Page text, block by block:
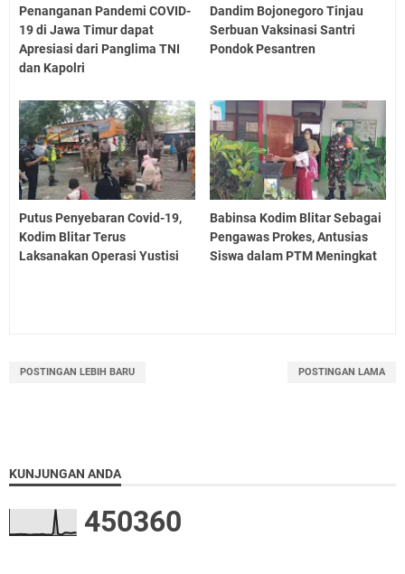
Penanganan Pandemi COVID-
19 di Jawa Timur dapat
Apresiasi dari Panglima TNI
dan Kapolri
Dandim Bojonegoro Tinjau
Serbuan Vaksinasi Santri
Pondok Pesantren
Putus Penyebaran Covid-19,
Kodim Blitar Terus
Laksanakan Operasi Yustisi
Babinsa Kodim Blitar Sebagai
Pengawas Prokes, Antusias
Siswa dalam PTM Meningkat
POSTINGAN LEBIH BARU POSTINGAN LAMA
KUNJUNGAN ANDA
450360